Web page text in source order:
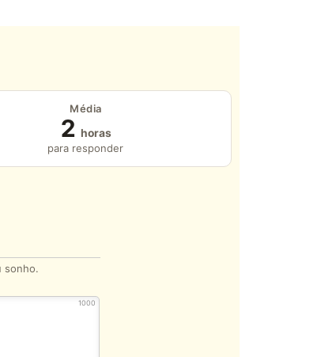
Média
2 horas
para responder
sonho.
1000